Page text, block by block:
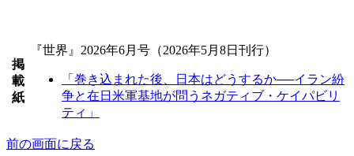
掲
載
紙
『世界』2026年6月号（2026年5月8日刊行）
「巻き込まれた後、日本はどうするか──イラン紛
争と在日米軍基地が問うネガティブ・ケイパビリ
ティ」
前の画面に戻る